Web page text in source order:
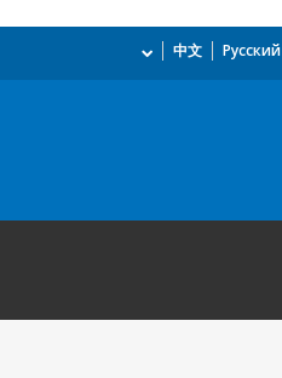
Русский
中文